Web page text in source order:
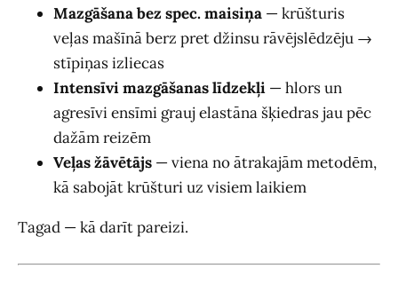
Mazgāšana bez spec. maisiņa — krūšturis
veļas mašīnā berz pret džinsu rāvējslēdzēju →
stīpiņas izliecas
Intensīvi mazgāšanas līdzekļi — hlors un
agresīvi ensīmi grauj elastāna šķiedras jau pēc
dažām reizēm
Veļas žāvētājs — viena no ātrakajām metodēm,
kā sabojāt krūšturi uz visiem laikiem
Tagad — kā darīt pareizi.